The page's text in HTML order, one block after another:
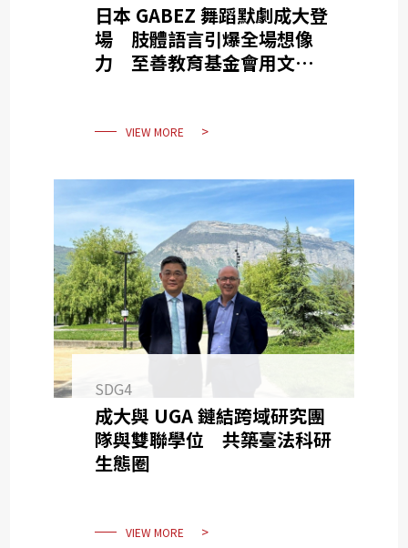
日本 GABEZ 舞蹈默劇成大登
場 肢體語言引爆全場想像
力 至善教育基金會用文化交
VIEW MORE
SDG4
成大與 UGA 鏈結跨域研究團
隊與雙聯學位 共築臺法科研
生態圈
VIEW MORE